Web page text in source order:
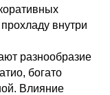
внутри
разнообразие
богато
Влияние